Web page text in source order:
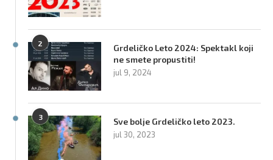
2
Grdeličko Leto 2024: Spektakl koji
ne smete propustiti!
jul 9, 2024
3 Sve bolje Grdeličko leto 2023.
jul 30, 2023